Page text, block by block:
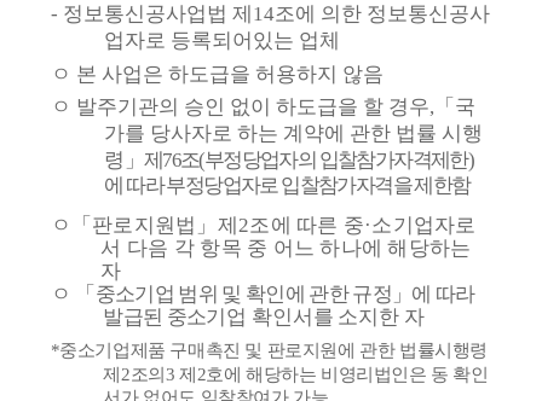
- 정보통신공사업법 제 14조에 의한 정보통신공사
업자로 등록되어있는 업체
ㅇ 본 사업은 하도급을 허용하지 않음
ㅇ 발주기관의 승인 없이 하도급을 할 경우, 「 국
가를 당사자로 하는 계약에 관한 법률 시행
령 」 제76조(부정당업자의 입찰참가자격제한)
에 따라 부정당업자로 입찰참가자격을 제한함
ㅇ
「 판로지원법 」 제2조에 따른 중·소기업자로
서 다음 각 항목 중 어느 하나에 해당하는
자
ㅇ
「 중소기업 범위 및 확인에 관한 규정 」 에 따라
발급된 중소기업 확인서를 소지한 자
*중소기업제품 구매촉진 및 판로지원에 관한 법률시행령
제 2조의 3제 2호에 해당하는 비영리법인은 동 확인